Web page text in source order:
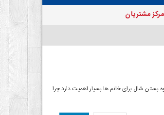
مرکز مشتریان
بستن شال برای خانم ها بسیار اهمیت دارد چرا